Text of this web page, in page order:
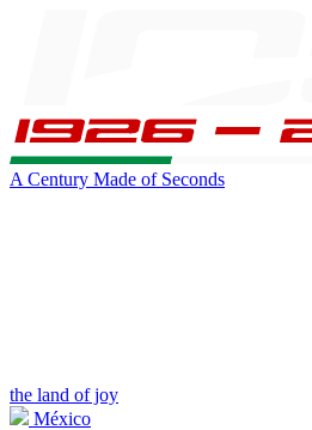
A Century Made of Seconds
the land of joy
México